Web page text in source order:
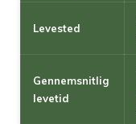
Levested
Gennemsnitlig
levetid